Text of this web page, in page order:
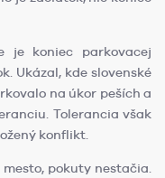
je koniec parkovacej
Ukázal, kde slovenské
na úkor peších a
Tolerancia však
konflikt.
pokuty nestačia.